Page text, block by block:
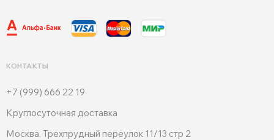
+7 (999) 666 22 19
КОНТАКТЫ
Круглосуточная доставка
Москва, Трехпрудный переулок 11/13 стр 2